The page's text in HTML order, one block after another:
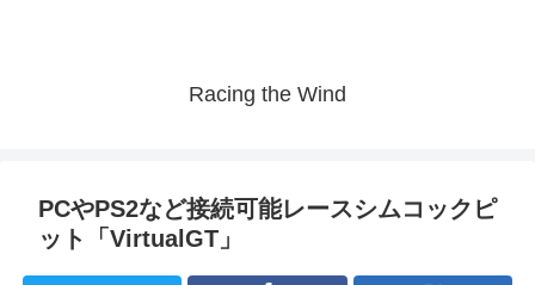
Racing the Wind
PCやPS2など接続可能レースシムコックピ
ット「VirtualGT」